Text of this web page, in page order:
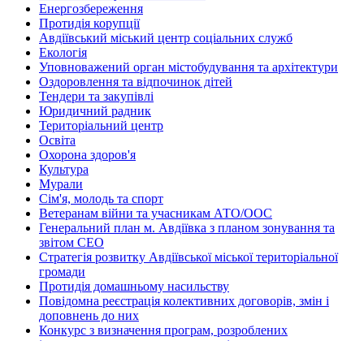
Енергозбереження
Протидія корупції
Авдіївський міський центр соціальних служб
Екологія
Уповноважений орган містобудування та архітектури
Оздоровлення та відпочинок дітей
Тендери та закупівлі
Юридичний радник
Територіальний центр
Освіта
Охорона здоров'я
Культура
Мурали
Сім'я, молодь та спорт
Ветеранам війни та учасникам АТО/ООС
Генеральний план м. Авдіївка з планом зонування та
звітом СЕО
Стратегія розвитку Авдіївської міської територіальної
громади
Протидія домашньому насильству
Повідомна реєстрація колективних договорів, змін і
доповнень до них
Конкурс з визначення програм, розроблених